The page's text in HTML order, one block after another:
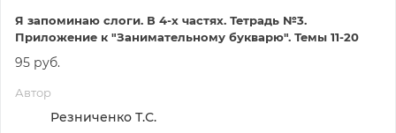
Я запоминаю слоги. В 4-х частях. Тетрадь №3.
Приложение к "Занимательному букварю". Темы 11-20
95 руб.
Автор
Резниченко Т.С.